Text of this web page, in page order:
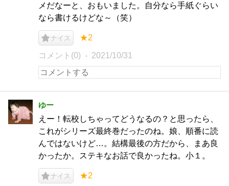
メだなーと、おもいました。自分なら手紙ぐらい
なら書けるけどな～（笑）
ナイス ★2
コメント(0) 2021/10/31
ゆー
えー！転校しちゃってどうなるの？と思ったら、
これがシリーズ最終巻だったのね。娘、順番に読
んではないけど…。結構最後の方だから、まあ良
かったか。ステキなお話で良かったね。小１。
ナイス ★2